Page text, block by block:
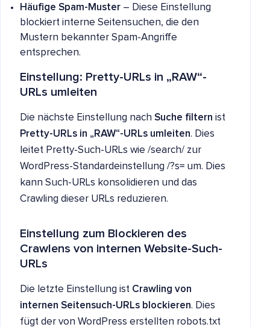
Häufige Spam-Muster – Diese Einstellung
blockiert interne Seitensuchen, die den
Mustern bekannter Spam-Angriffe
entsprechen.
Einstellung: Pretty-URLs in „RAW“-
URLs umleiten
Die nächste Einstellung nach Suche filtern ist
Pretty-URLs in „RAW“-URLs umleiten. Dies
leitet Pretty-Such-URLs wie /search/ zur
WordPress-Standardeinstellung /?s= um. Dies
kann Such-URLs konsolidieren und das
Crawling dieser URLs reduzieren.
Einstellung zum Blockieren des
Crawlens von internen Website-Such-
URLs
Die letzte Einstellung ist Crawling von
internen Seitensuch-URLs blockieren. Dies
fügt der von WordPress erstellten robots.txt